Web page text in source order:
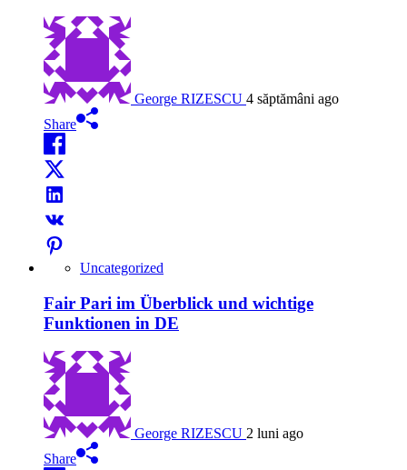
George RIZESCU 4 săptămâni ago
Share
Uncategorized
Fair Pari im Überblick und wichtige
Funktionen in DE
George RIZESCU 2 luni ago
Share